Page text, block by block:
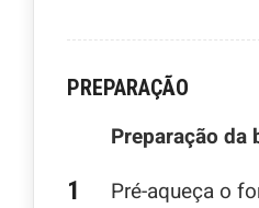
PREPARAÇÃO
Preparação da
Pré-aqueça o